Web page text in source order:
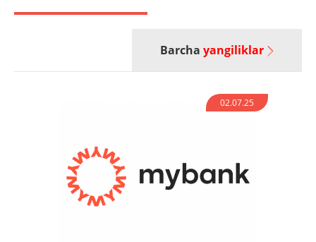
Barcha yangiliklar
02.07.25